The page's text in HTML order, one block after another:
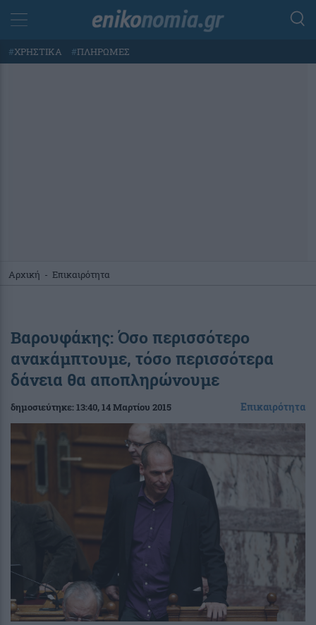
#ΧΡΗΣΤΙΚΑ #ΠΛΗΡΩΜΕΣ
Αρχική - Επικαιρότητα
Βαρουφάκης: Όσο περισσότερο
ανακάμπτουμε, τόσο περισσότερα
δάνεια θα αποπληρώνουμε
δημοσιεύτηκε:13:40, 14 Μαρτίου 2015 Επικαιρότητα